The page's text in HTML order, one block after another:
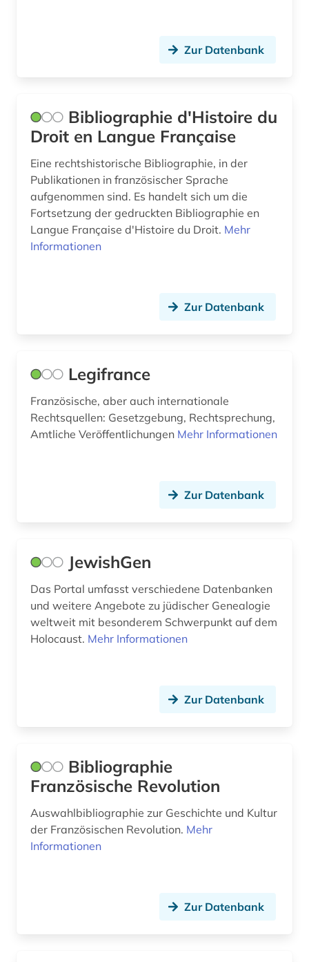
blogportal (1)
brandenburg (1)
bretagne (1)
briefsammlung (1)
buch (1)
buchwissenschaft (2)
calderón (1)
calvinismus (1)
corneille (1)
croÿ (1)
denkmal (1)
deutsch (1)
deutsches reich (1)
digitalisierung (1)
Mittelamerika (2)
Niederlande (6)
Norwegen (3)
Polen (8)
Portugal (6)
Roemisches Reich (1)
Russland, Sowjetunion (5)
Skandinavien (1)
Slowakei (2)
USA (8)
Ungarn (4)
Zur Datenbank
Bibliographie d'Histoire du
Droit en Langue Française
Eine rechtshistorische Bibliographie, in der
Publikationen in französischer Sprache
aufgenommen sind. Es handelt sich um die
Fortsetzung der gedruckten Bibliographie en
Langue Française d'Histoire du Droit. Mehr
Informationen
Zur Datenbank
Legifrance
Französische, aber auch internationale
Rechtsquellen: Gesetzgebung, Rechtsprechung,
Amtliche Veröffentlichungen Mehr Informationen
Zur Datenbank
JewishGen
Das Portal umfasst verschiedene Datenbanken
und weitere Angebote zu jüdischer Genealogie
weltweit mit besonderem Schwerpunkt auf dem
Holocaust. Mehr Informationen
Zur Datenbank
Bibliographie
Französische Revolution
Auswahlbibliographie zur Geschichte und Kultur
der Französischen Revolution. Mehr
Informationen
Zur Datenbank